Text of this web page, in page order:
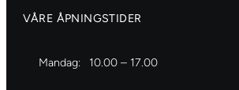
VÅRE ÅPNINGSTIDER
Mandag: 10.00 – 17.00